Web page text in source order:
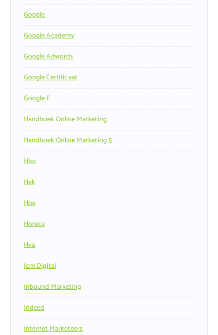
Google
Google Academy
Google Adwords
Google Certificaat
Google E
Handboek Online Marketing
Handboek Online Marketing 5
Hbo
Hek
Hoe
Horeca
Hva
Icm Digital
Inbound Marketing
Indeed
Internet Marketeers